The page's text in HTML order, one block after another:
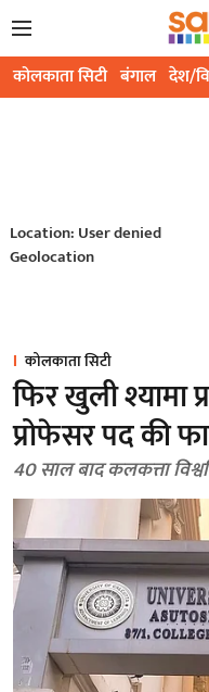
कोलकाता सिटी बंगाल देश/
Location: User denied
Geolocation
कोलकाता सिटी
फिर खुली श्यामा
प्रोफेसर पद की
40 साल बाद कलकत्ता